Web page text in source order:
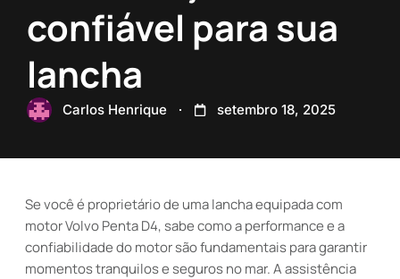
confiável para sua
lancha
Carlos Henrique setembro 18, 2025
Se você é proprietário de uma lancha equipada com
motor Volvo Penta D4, sabe como a performance e a
confiabilidade do motor são fundamentais para garantir
momentos tranquilos e seguros no mar. A assistência